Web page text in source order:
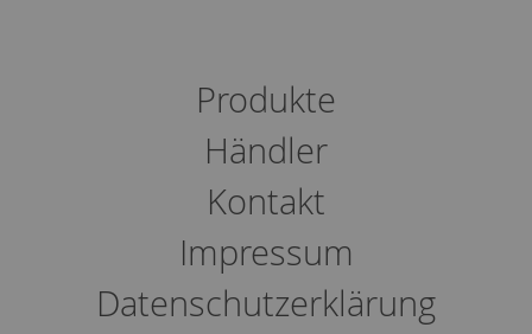
Produkte
Händler
Kontakt
Impressum
Datenschutzerklärung